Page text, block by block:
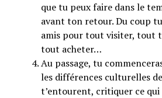
que tu peux faire dans le
avant ton retour. Du coup
amis pour tout visiter, tout
tout acheter…
Au passage, tu
les différences culturelles
t’entourent, critiquer ce